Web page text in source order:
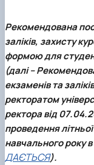
Рекомендована
заліків, захисту
формою для
(далі –
екзаменів та
ректоратом
ректора від
проведення
навчального року
ДАЄТЬСЯ).